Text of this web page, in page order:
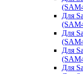
Для
Для
Для
Для